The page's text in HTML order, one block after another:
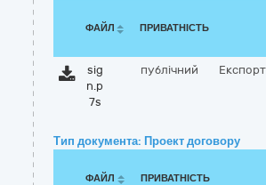
ФАЙЛ ПРИВАТНІСТЬ
sig
n.p
7s
публічний
Тип документа: Проект договору
ФАЙЛ ПРИВАТНІСТЬ